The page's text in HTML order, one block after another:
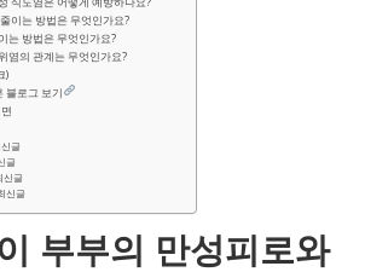
이는 방법은 무엇인가요?
는 방법은 무엇인가요?
염의 관계는 무엇인가요?
)
블로그 보기
글
글
신글
신글
부부의 만성피로와